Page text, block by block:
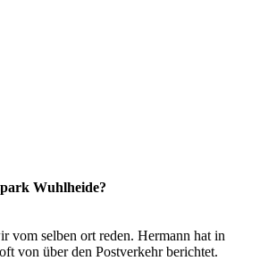
Wuhlheide?
vom selben ort reden. Hermann hat in
von über den Postverkehr berichtet.